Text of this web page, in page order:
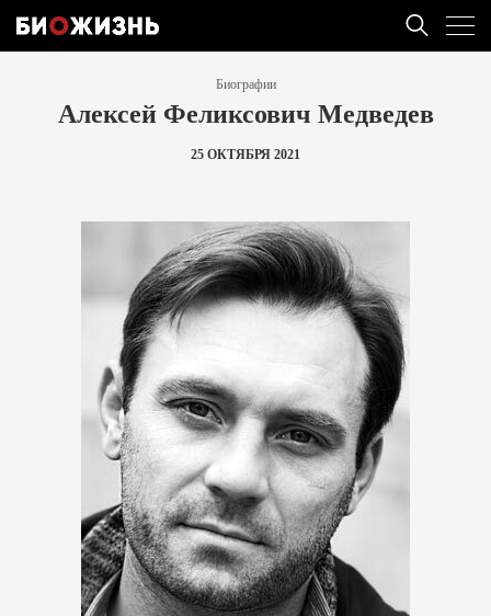
Биографии
Алексей Феликсович Медведев
25 ОКТЯБРЯ 2021